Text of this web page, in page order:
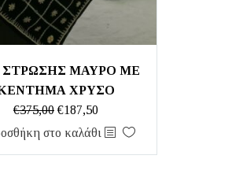
ΣΤΡΩΣΗΣ ΜΑΥΡΟ ΜΕ
ΧΡΥΣΟ
€375,00 Original
price
€187,50Η
τρέχουσα
στο καλάθι